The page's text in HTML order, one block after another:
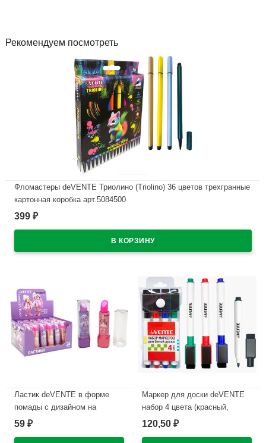
Рекомендуем посмотреть
Фломастеры deVENTE Триолино (Triolino) 36 цветов трехгранные
картонная коробка арт.5084500
В наличии
399 ₽
Ластик deVENTE в форме
помады с дизайном на
корпусе арт.8030619
59 ₽
Маркер для доски deVENTE
набор 4 цвета (красный,
синий, черный, зеленый) 2мм
120,50 ₽